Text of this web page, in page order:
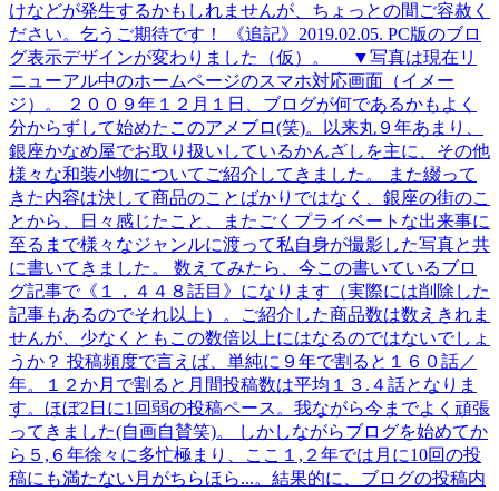
けなどが発生するかもしれませんが、ちょっとの間ご容赦く
ださい。乞うご期待です！ 《追記》2019.02.05. PC版のブロ
グ表示デザインが変わりました（仮）。 ▼写真は現在リ
ニューアル中のホームページのスマホ対応画面（イメー
ジ）。 ２００９年１２月１日、ブログが何であるかもよく
分からずして始めたこのアメブロ(笑)。以来丸９年あまり、
銀座かなめ屋でお取り扱いしているかんざしを主に、その他
様々な和装小物についてご紹介してきました。 また綴って
きた内容は決して商品のことばかりではなく、銀座の街のこ
とから、日々感じたこと、またごくプライベートな出来事に
至るまで様々なジャンルに渡って私自身が撮影した写真と共
に書いてきました。 数えてみたら、今この書いているブロ
グ記事で《１，４４８話目》になります（実際には削除した
記事もあるのでそれ以上）。ご紹介した商品数は数えきれま
せんが、少なくともこの数倍以上にはなるのではないでしょ
うか？ 投稿頻度で言えば、単純に９年で割ると１６０話／
年。１２か月で割ると月間投稿数は平均１３.４話となりま
す。ほぼ2日に1回弱の投稿ペース。我ながら今までよく頑張
ってきました(自画自賛笑)。 しかしながらブログを始めてか
ら５,６年徐々に多忙極まり、ここ１,２年では月に10回の投
稿にも満たない月がちらほら...。結果的に、ブログの投稿内